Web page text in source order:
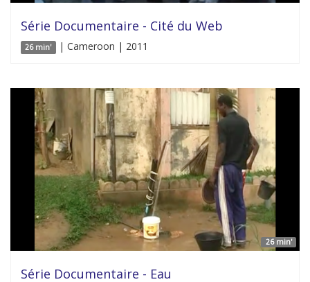
Série Documentaire - Cité du Web
26 min' | Cameroon | 2011
26 min'
Série Documentaire - Eau